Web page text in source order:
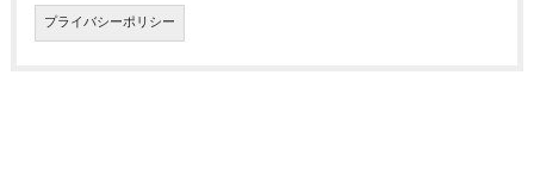
プライバシーポリシー